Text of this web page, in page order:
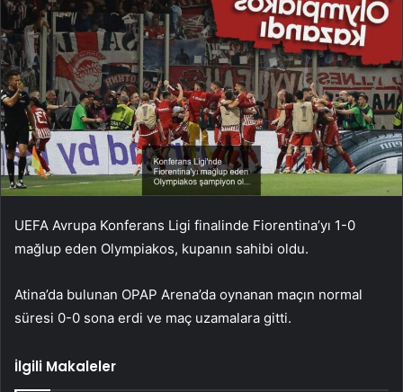
UEFA Avrupa Konferans Ligi finalinde Fiorentina’yı 1-0
mağlup eden Olympiakos, kupanın sahibi oldu.
Atina’da bulunan OPAP Arena’da oynanan maçın normal
süresi 0-0 sona erdi ve maç uzamalara gitti.
İlgili Makaleler